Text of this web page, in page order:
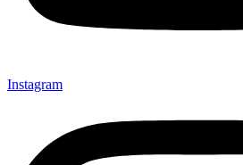
Instagram